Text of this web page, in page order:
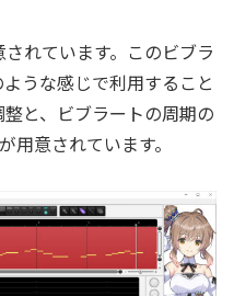
れています。このビブラ
うな感じで利用すること
と、ビブラートの周期の
用意されています。